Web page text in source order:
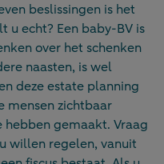
beslissingen is het
echt? Een baby-BV is
over het schenken
naasten, is wel
deze estate planning
mensen zichtbaar
hebben gemaakt. Vraag
willen regelen, vanuit